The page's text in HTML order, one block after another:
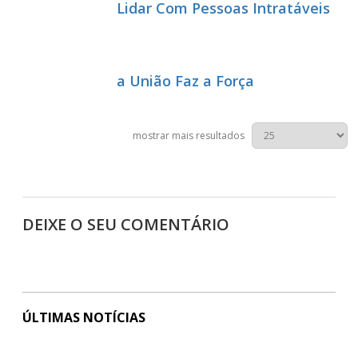
Lidar Com Pessoas Intratáveis
a União Faz a Força
mostrar mais resultados
DEIXE O SEU COMENTÁRIO
ÚLTIMAS NOTÍCIAS